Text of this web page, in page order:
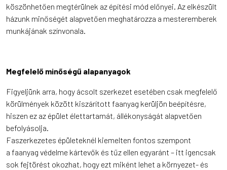
köszönhetően megtérülnek az építési mód előnyei. Az elkészült
házunk minőségét alapvetően meghatározza a mesteremberek
munkájának színvonala.
Megfelelő minőségű alapanyagok
Figyeljünk arra, hogy ácsolt szerkezet esetében csak megfelelő
körülmények között kiszárított faanyag kerüljön beépítésre,
hiszen ez az épület élettartamát, állékonyságát alapvetően
befolyásolja.
Faszerkezetes épületeknél kiemelten fontos szempont
a faanyag védelme kártevők és tűz ellen egyaránt – itt igencsak
sok fejtörést okozhat, hogy ezt miként lehet a környezet- és